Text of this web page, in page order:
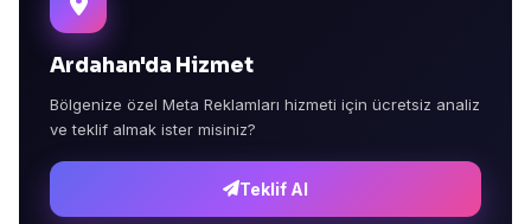
Ardahan'da Hizmet
Bölgenize özel Meta Reklamları hizmeti için ücretsiz analiz
ve teklif almak ister misiniz?
Teklif Al